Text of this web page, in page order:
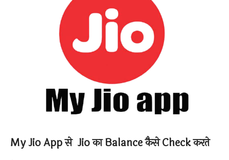
My Jio App से Jio का Balance कैसे Check करते